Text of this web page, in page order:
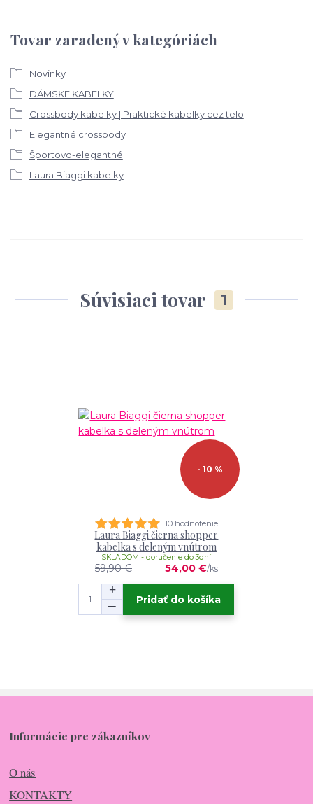
Tovar zaradený v kategóriách
Novinky
DÁMSKE KABELKY
Crossbody kabelky | Praktické kabelky cez telo
Elegantné crossbody
Športovo-elegantné
Laura Biaggi kabelky
Súvisiaci tovar 1
- 10 %
10 hodnotenie
Laura Biaggi čierna shopper
kabelka s deleným vnútrom
59,90 € 54,00 €/ks
SKLADOM - doručenie do 3dní
Pridať do košíka
Informácie pre zákazníkov
O nás
KONTAKTY